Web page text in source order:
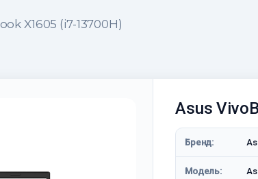
X1605 (i7-13700H)
Asus
Бренд:
Модель: